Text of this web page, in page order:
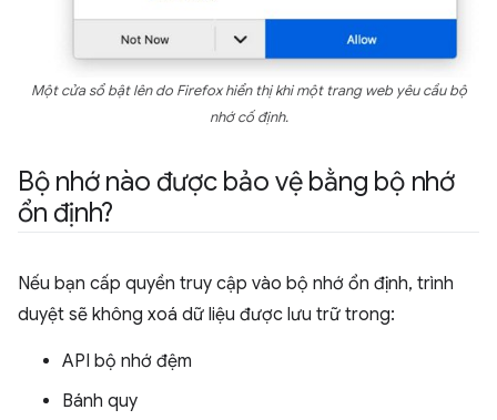
Một cửa sổ bật lên do Firefox hiển thị khi một trang web yêu cầu bộ
nhớ cố định.
Bộ nhớ nào được bảo vệ bằng bộ nhớ
ổn định?
Nếu bạn cấp quyền truy cập vào bộ nhớ ổn định, trình
duyệt sẽ không xoá dữ liệu được lưu trữ trong:
API bộ nhớ đệm
Bánh quy